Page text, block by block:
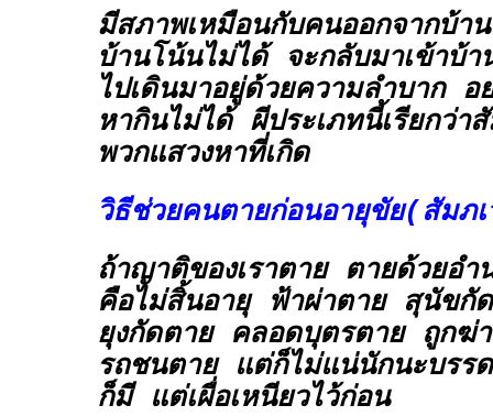
มีสภาพเหมือนกับคนออกจากบ้า
บ้านโน้นไม่ได้ จะกลับมาเข้าบ้
ไปเดินมาอยู่ด้วยความลำบาก อ
หากินไม่ได้ ผีประเภทนี้เรียกว่า
พวกแสวงหาที่เกิด
วิธีช่วยคนตายก่อนอายุขัย(สัมภ
ถ้าญาติของเราตาย ตายด้วยอำ
คือไม่สิ้นอายุ ฟ้าผ่าตาย สุนัขกั
ยุงกัดตาย คลอดบุตรตาย ถูกฆ่
รถชนตาย แต่ก็ไม่แน่นักนะบรร
ก็มี แต่เผื่อเหนียวไว้ก่อน